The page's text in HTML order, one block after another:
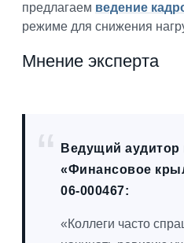
предлагаем ведение
режиме для снижения
Мнение эксперта
Ведущий аудитор
«Финансовое
06-000467:
«Коллеги часто